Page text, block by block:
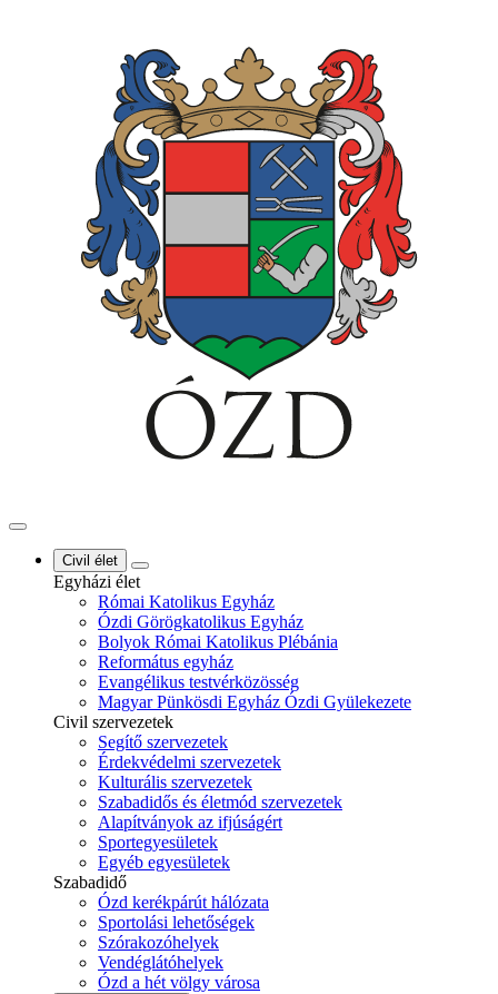
Civil élet
Egyházi élet
Római Katolikus Egyház
Ózdi Görögkatolikus Egyház
Bolyok Római Katolikus Plébánia
Református egyház
Evangélikus testvérközösség
Magyar Pünkösdi Egyház Ózdi Gyülekezete
Civil szervezetek
Segítő szervezetek
Érdekvédelmi szervezetek
Kulturális szervezetek
Szabadidős és életmód szervezetek
Alapítványok az ifjúságért
Sportegyesületek
Egyéb egyesületek
Szabadidő
Ózd kerékpárút hálózata
Sportolási lehetőségek
Szórakozóhelyek
Vendéglátóhelyek
Ózd a hét völgy városa